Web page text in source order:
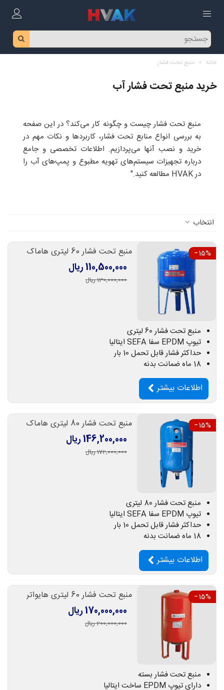
خانه > منبع تحت فشار
خرید منبع تحت فشار آب
منبع تحت فشار چیست و چگونه کار می‌کند؟ در این صفحه
به بررسی انواع منابع تحت فشار، کاربردها و نکات مهم در
خرید و نصب آنها می‌پردازیم. اطلاعات تخصصی و جامع
درباره تجهیزات سیستم‌های تهویه مطبوع و پمپ‌های آب را
در HVAK مطالعه کنید."
انتخاب
‎−15% منبع تحت فشار 60 لیتری هاماک
110,500,000 ریال
130,000,000 ریال
منبع تحت فشار 60 لیتری
تیوپ EPDM سفا SEFA ایتالیا
حداکثر فشار قابل تحمل 10 بار
18 ماه ضمانت بدنه
اطلاعات بیشتر
‎−15% منبع تحت فشار 80 لیتری هاماک
146,200,000 ریال
172,000,000 ریال
منبع تحت فشار 80 لیتری
تیوپ EPDM سفا SEFA ایتالیا
حداکثر فشار قابل تحمل 10 بار
18 ماه ضمانت بدنه
اطلاعات بیشتر
‎−15% منبع تحت فشار 60 لیتری هایواتر
170,000,000 ریال
200,000,000 ریال
منبع تحت فشار بسته
دارای تیوپ EPDM ساخت ایتالیا